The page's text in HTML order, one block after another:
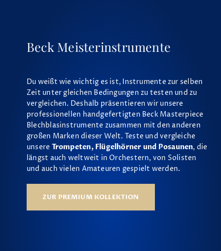
Beck Meisterinstrumente
Du weißt wie wichtig es ist, Instrumente zur selben
Zeit unter gleichen Bedingungen zu testen und zu
vergleichen. Deshalb präsentieren wir unsere
professionellen handgefertigten Beck Masterpiece
Blechblasinstrumente zusammen mit den anderen
großen Marken dieser Welt. Teste und vergleiche
unsere Trompeten, Flügelhörner und Posaunen, die
längst auch weltweit in Orchestern, von Solisten
und auch vielen Amateuren gespielt werden.
ZUR PREMIUM KOLLEKTION